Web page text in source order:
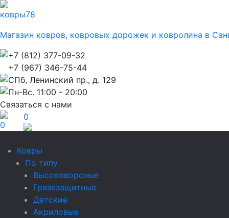
ковры78
Магазин ковров, ковровых дорожек и ковролина в
+7 (812) 377-09-32
+7 (967) 346-75-44
СПб, Ленинский пр., д. 129
Пн-Вс. 11:00 - 20:00
Связаться с нами
0
0
Ковры
По типу
Высоковорсные
Грязезащитные
Детские
Акриловые